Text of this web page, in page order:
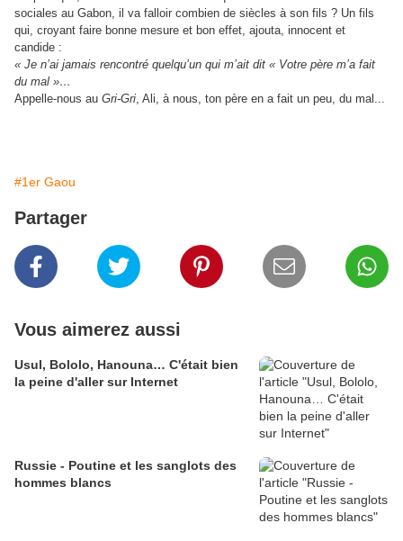
sociales au Gabon, il va falloir combien de siècles à son fils ? Un fils
qui, croyant faire bonne mesure et bon effet, ajouta, innocent et
candide :
« Je n’ai jamais rencontré quelqu’un qui m’ait dit « Votre père m’a fait
du mal »…
Appelle-nous au Gri-Gri, Ali, à nous, ton père en a fait un peu, du mal...
#1er Gaou
Partager
Vous aimerez aussi
Usul, Bololo, Hanouna… C'était bien
la peine d'aller sur Internet
Russie - Poutine et les sanglots des
hommes blancs